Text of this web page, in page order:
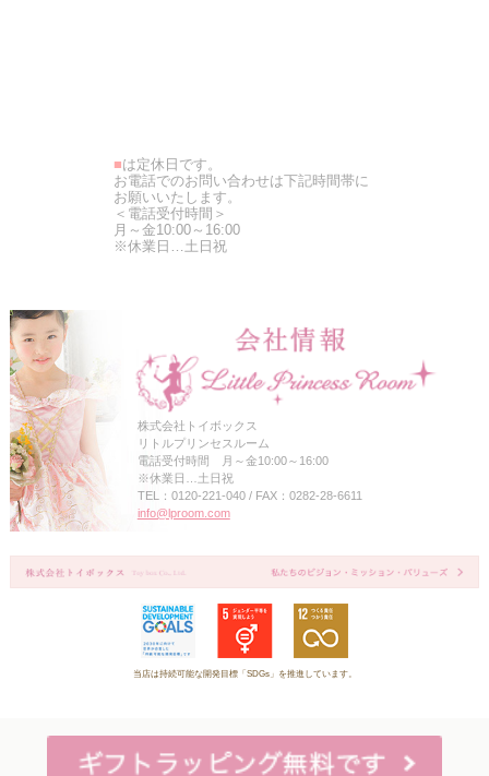
■は定休日です。
お電話でのお問い合わせは下記時間帯に
お願いいたします。
＜電話受付時間＞
月～金10:00～16:00
※休業日…土日祝
株式会社トイボックス
リトルプリンセスルーム
電話受付時間 月～金10:00～16:00
※休業日…土日祝
TEL：0120-221-040 / FAX：0282-28-6611
info@lproom.com
当店は持続可能な開発目標「SDGs」を推進しています。